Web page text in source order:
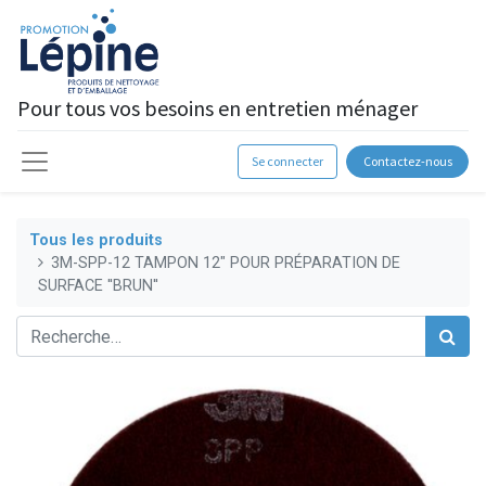
Pour tous vos besoins en entretien ménager
Se connecter Contactez-nous
Tous les produits
3M-SPP-12 TAMPON 12" POUR PRÉPARATION DE
SURFACE ''BRUN''